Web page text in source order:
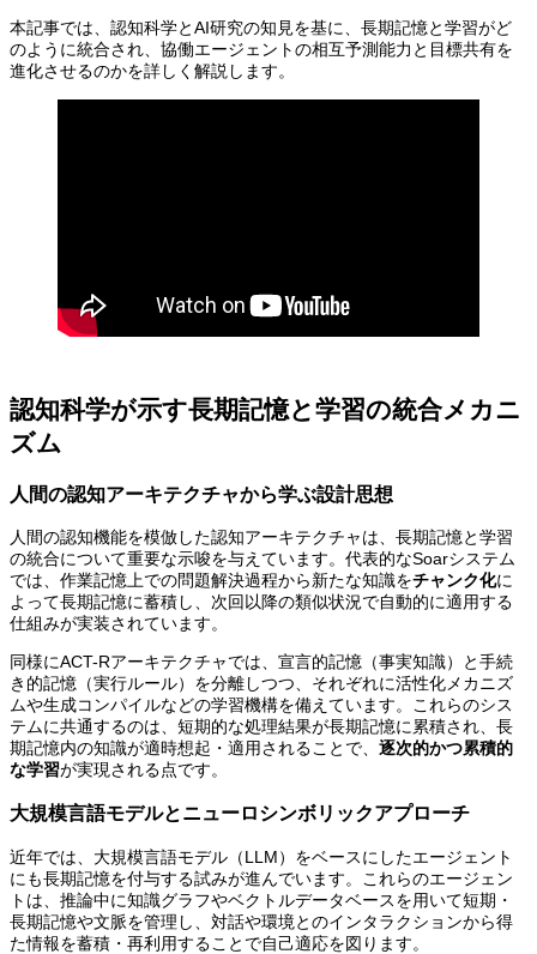
本記事では、認知科学とAI研究の知見を基に、長期記憶と学習がど
のように統合され、協働エージェントの相互予測能力と目標共有を
進化させるのかを詳しく解説します。
認知科学が示す長期記憶と学習の統合メカニ
ズム
人間の認知アーキテクチャから学ぶ設計思想
人間の認知機能を模倣した認知アーキテクチャは、長期記憶と学習
の統合について重要な示唆を与えています。代表的なSoarシステム
では、作業記憶上での問題解決過程から新たな知識をチャンク化に
よって長期記憶に蓄積し、次回以降の類似状況で自動的に適用する
仕組みが実装されています。
同様にACT-Rアーキテクチャでは、宣言的記憶（事実知識）と手続
き的記憶（実行ルール）を分離しつつ、それぞれに活性化メカニズ
ムや生成コンパイルなどの学習機構を備えています。これらのシス
テムに共通するのは、短期的な処理結果が長期記憶に累積され、長
期記憶内の知識が適時想起・適用されることで、 逐次的かつ累積的
な学習が実現される点です。
大規模言語モデルとニューロシンボリックアプローチ
近年では、大規模言語モデル（LLM）をベースにしたエージェント
にも長期記憶を付与する試みが進んでいます。これらのエージェン
トは、推論中に知識グラフやベクトルデータベースを用いて短期・
長期記憶や文脈を管理し、対話や環境とのインタラクションから得
た情報を蓄積・再利用することで自己適応を図ります。